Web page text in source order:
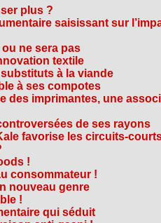
plus ?
saisissant sur
ne sera pas
textile
à la viande
à ses compotes
des imprimantes, une
de ses rayons
favorise les circuits-
!
consommateur !
nouveau genre
!
qui séduit